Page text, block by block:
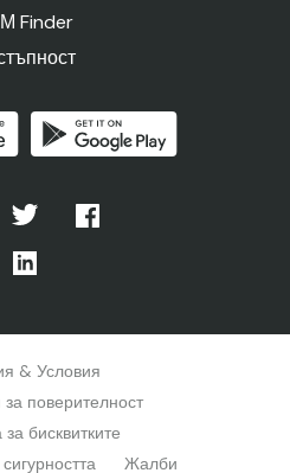
Finder
& Условия
поверителност
бисквитките
Жалби